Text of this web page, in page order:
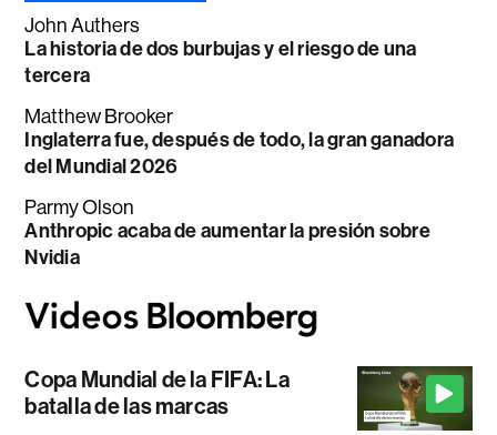
John Authers
La historia de dos burbujas y el riesgo de una
tercera
Matthew Brooker
Inglaterra fue, después de todo, la gran ganadora
del Mundial 2026
Parmy Olson
Anthropic acaba de aumentar la presión sobre
Nvidia
Copa Mundial de la FIFA: La
batalla de las marcas